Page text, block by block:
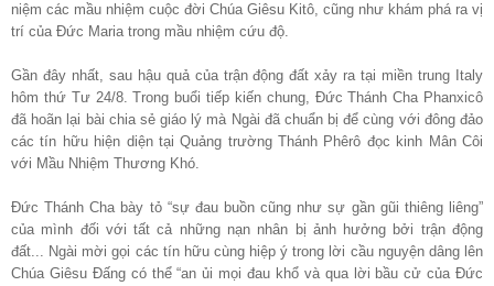
niệm các mầu nhiệm cuộc đời Chúa Giêsu Kitô, cũng như khám phá ra vị
trí của Đức Maria trong mầu nhiệm cứu độ.
Gần đây nhất, sau hậu quả của trận động đất xảy ra tại miền trung Italy
hôm thứ Tư 24/8. Trong buổi tiếp kiến chung, Đức Thánh Cha Phanxicô
đã hoãn lại bài chia sẻ giáo lý mà Ngài đã chuẩn bị để cùng với đông đảo
các tín hữu hiện diện tại Quảng trường Thánh Phêrô đọc kinh Mân Côi
với Mầu Nhiệm Thương Khó.
Đức Thánh Cha bày tỏ “sự đau buồn cũng như sự gần gũi thiêng liêng”
của mình đối với tất cả những nạn nhân bị ảnh hưởng bởi trận động
đất... Ngài mời gọi các tín hữu cùng hiệp ý trong lời cầu nguyện dâng lên
Chúa Giêsu Đấng có thể “an ủi mọi đau khổ và qua lời bầu cử của Đức